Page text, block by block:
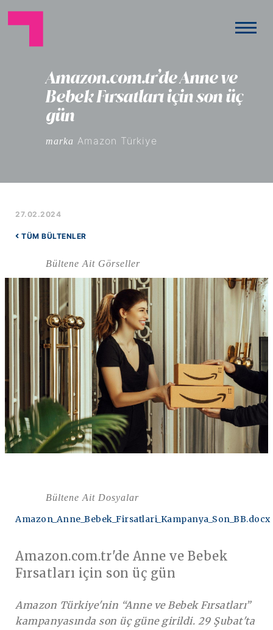
Amazon.com.tr’de Anne ve
Bebek Fırsatları için son üç
gün
marka Amazon Türkiye
27.02.2024
TÜM BÜLTENLER
Bültene Ait Görseller
Bültene Ait Dosyalar
Amazon_Anne_Bebek_Firsatlari_Kampanya_Son_BB.docx
Amazon.com.tr'de Anne ve Bebek
Fırsatları için son üç gün
Amazon Türkiye'nin “Anne ve Bebek Fırsatları”
kampanyasında son üç güne girildi. 29 Şubat'ta